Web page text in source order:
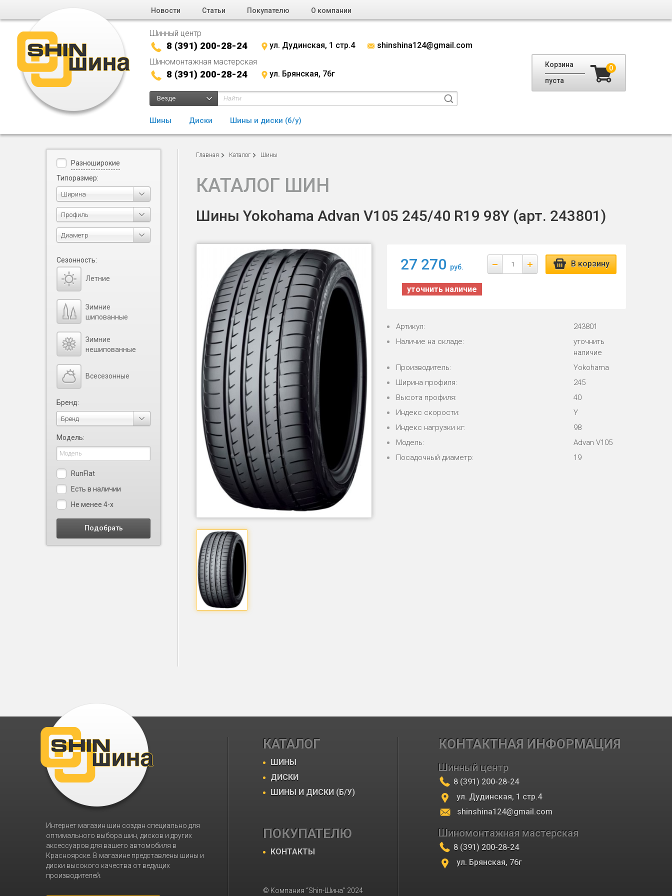
Новости Статьи Покупателю О компании
Шинный центр
8 (391) 200-28-24 ул. Дудинская, 1 стр.4
shinshina124@gmail.com
Шиномонтажная мастерская
8 (391) 200-28-24 ул. Брянская, 76г
Везде
Шины Диски Шины и диски (б/у)
Корзина
пуста
0
Главная Каталог Шины
КАТАЛОГ ШИН
Шины Yokohama Advan V105 245/40 R19 98Y (арт. 243801)
27 270 руб. В корзину
уточнить наличие
Артикул:
243801
Наличие на складе:
уточнить
наличие
Производитель:
Yokohama
Ширина профиля:
245
Высота профиля:
40
Индекс скорости:
Y
Индекс нагрузки кг:
98
Модель:
Advan V105
Посадочный диаметр:
19
Разноширокие
Типоразмер:
Ширина
Профиль
Диаметр
Сезонность:
Летние
Зимние
шипованные
Зимние
нешипованные
Всесезонные
Бренд:
Бренд
Модель:
RunFlat
Есть в наличии
Не менее 4-х
Интернет магазин шин создан специально для
оптимального выбора шин, дисков и других
аксессуаров для вашего автомобиля в
Красноярске. В магазине представлены шины и
диски высокого качества от ведущих
производителей.
КАТАЛОГ
ШИНЫ
ДИСКИ
ШИНЫ И ДИСКИ (Б/У)
ПОКУПАТЕЛЮ
КОНТАКТЫ
© Компания “Shin-Шина” 2024
КОНТАКТНАЯ ИНФОРМАЦИЯ
Шинный центр
8 (391) 200-28-24
ул. Дудинская, 1 стр.4
shinshina124@gmail.com
Шиномонтажная мастерская
8 (391) 200-28-24
ул. Брянская, 76г